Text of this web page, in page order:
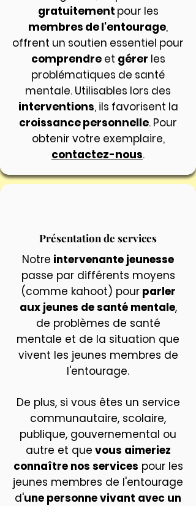
gratuitement pour les
membres de l'entourage,
offrent un soutien essentiel pour
comprendreet gérer les
problématiques de santé
mentale. Utilisables lors des
interventions, ils favorisent la
croissance personnelle. Pour
obtenir votre exemplaire,
contactez-nous.
Présentation de services
Notre intervenante jeunesse
passe par différents moyens
(comme kahoot) pourparler
aux jeunes de santé mentale,
de problèmes de santé
mentale et de la situation que
vivent les jeunes membres de
l'entourage.
De plus, si vous êtes un service
communautaire, scolaire,
publique, gouvernemental ou
autre et que vous aimeriez
connaître nos services pour les
jeunes membres de l'entourage
d'une personne vivant avec un